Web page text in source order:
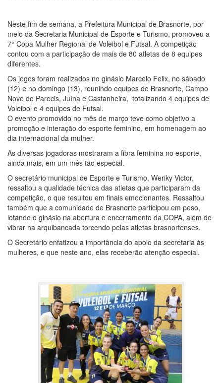
Neste fim de semana, a Prefeitura Municipal de Brasnorte, por
meio da Secretaria Municipal de Esporte e Turismo, promoveu a
7° Copa Mulher Regional de Voleibol e Futsal. A competição
contou com a participação de mais de 80 atletas de 8 equipes
diferentes.
Os jogos foram realizados no ginásio Marcelo Felix, no sábado
(12) e no domingo (13), reunindo equipes de Brasnorte, Campo
Novo do Parecis, Juína e Castanheira, totalizando 4 equipes de
Voleibol e 4 equipes de Futsal.
O evento promovido no mês de março teve como objetivo a
promoção e interação do esporte feminino, em homenagem ao
dia internacional da mulher.
As diversas jogadoras mostraram a fibra feminina no esporte,
ainda mais, em um mês tão especial.
O secretário municipal de Esporte e Turismo, Weriky Victor,
ressaltou a qualidade técnica das atletas que participaram da
competição, o que resultou em finais emocionantes. Ressaltou
também que a comunidade de Brasnorte participou em peso,
lotando o ginásio na abertura e encerramento da COPA, além de
vibrar na arquibancada torcendo pelas atletas brasnortenses.
O Secretário enfatizou a importância do apoio da secretaria às
mulheres, e que neste ano, elas receberão atenção especial.